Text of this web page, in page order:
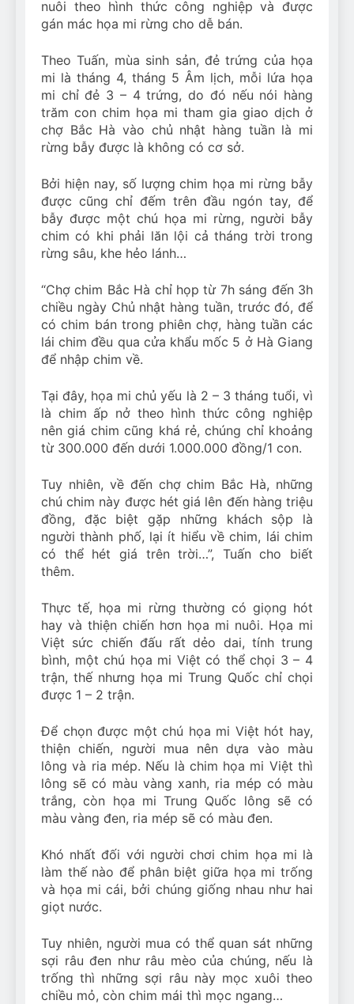
nuôi theo hình thức công nghiệp và được
gán mác họa mi rừng cho dễ bán.
Theo Tuấn, mùa sinh sản, đẻ trứng của họa
mi là tháng 4, tháng 5 Âm lịch, mỗi lứa họa
mi chỉ đẻ 3 – 4 trứng, do đó nếu nói hàng
trăm con chim họa mi tham gia giao dịch ở
chợ Bắc Hà vào chủ nhật hàng tuần là mi
rừng bẫy được là không có cơ sở.
Bởi hiện nay, số lượng chim họa mi rừng bẫy
được cũng chỉ đếm trên đầu ngón tay, để
bẫy được một chú họa mi rừng, người bẫy
chim có khi phải lăn lội cả tháng trời trong
rừng sâu, khe hẻo lánh…
“Chợ chim Bắc Hà chỉ họp từ 7h sáng đến 3h
chiều ngày Chủ nhật hàng tuần, trước đó, để
có chim bán trong phiên chợ, hàng tuần các
lái chim đều qua cửa khẩu mốc 5 ở Hà Giang
để nhập chim về.
Tại đây, họa mi chủ yếu là 2 – 3 tháng tuổi, vì
là chim ấp nở theo hình thức công nghiệp
nên giá chim cũng khá rẻ, chúng chỉ khoảng
từ 300.000 đến dưới 1.000.000 đồng/1 con.
Tuy nhiên, về đến chợ chim Bắc Hà, những
chú chim này được hét giá lên đến hàng triệu
đồng, đặc biệt gặp những khách sộp là
người thành phố, lại ít hiểu về chim, lái chim
có thể hét giá trên trời…”, Tuấn cho biết
thêm.
Thực tế, họa mi rừng thường có giọng hót
hay và thiện chiến hơn họa mi nuôi. Họa mi
Việt sức chiến đấu rất dẻo dai, tính trung
bình, một chú họa mi Việt có thể chọi 3 – 4
trận, thế nhưng họa mi Trung Quốc chỉ chọi
được 1 – 2 trận.
Để chọn được một chú họa mi Việt hót hay,
thiện chiến, người mua nên dựa vào màu
lông và ria mép. Nếu là chim họa mi Việt thì
lông sẽ có màu vàng xanh, ria mép có màu
trắng, còn họa mi Trung Quốc lông sẽ có
màu vàng đen, ria mép sẽ có màu đen.
Khó nhất đối với người chơi chim họa mi là
làm thế nào để phân biệt giữa họa mi trống
và họa mi cái, bởi chúng giống nhau như hai
giọt nước.
Tuy nhiên, người mua có thể quan sát những
sợi râu đen như râu mèo của chúng, nếu là
trống thì những sợi râu này mọc xuôi theo
chiều mỏ, còn chim mái thì mọc ngang…